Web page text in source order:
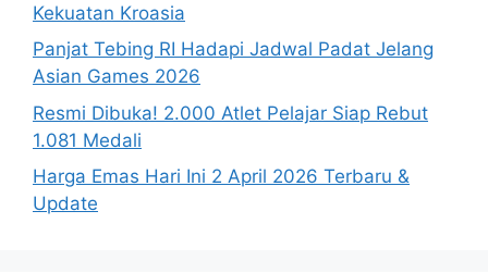
Kekuatan Kroasia
Panjat Tebing RI Hadapi Jadwal Padat Jelang
Asian Games 2026
Resmi Dibuka! 2.000 Atlet Pelajar Siap Rebut
1.081 Medali
Harga Emas Hari Ini 2 April 2026 Terbaru &
Update